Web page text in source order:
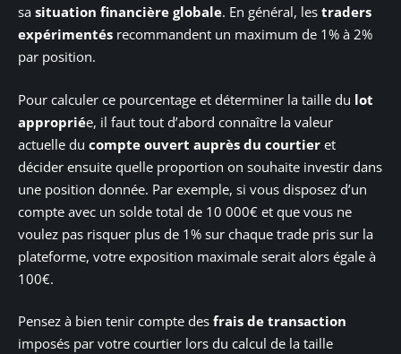
sa situation financière globale. En général, les traders
expérimentés recommandent un maximum de 1% à 2%
par position.
Pour calculer ce pourcentage et déterminer la taille du lot
appropriée, il faut tout d’abord connaître la valeur
actuelle du compte ouvert auprès du courtier et
décider ensuite quelle proportion on souhaite investir dans
une position donnée. Par exemple, si vous disposez d’un
compte avec un solde total de 10 000€ et que vous ne
voulez pas risquer plus de 1% sur chaque trade pris sur la
plateforme, votre exposition maximale serait alors égale à
100€.
Pensez à bien tenir compte des frais de transaction
imposés par votre courtier lors du calcul de la taille